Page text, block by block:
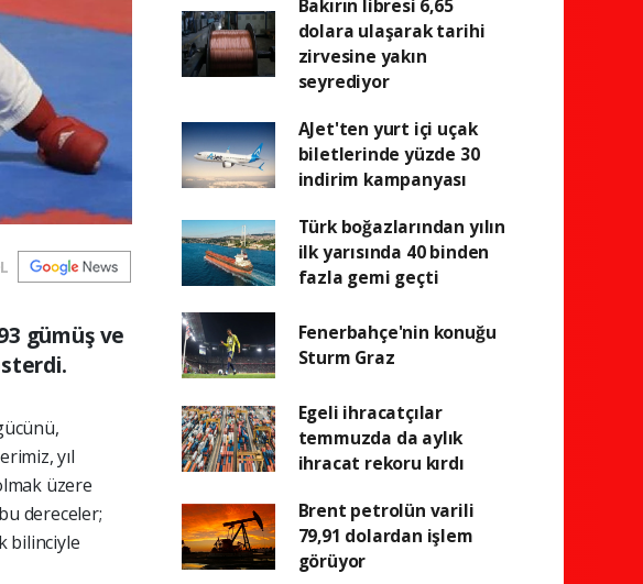
gümüş ve
yıl
üzere
dereceler;
bilinciyle
Bakırın libresi 6,65
dolara ulaşarak tarihi
zirvesine yakın
seyrediyor
AJet'ten yurt içi uçak
biletlerinde yüzde 30
indirim kampanyası
Türk boğazlarından yılın
ilk yarısında 40 binden
fazla gemi geçti
Fenerbahçe'nin konuğu
Sturm Graz
Egeli ihracatçılar
temmuzda da aylık
ihracat rekoru kırdı
Brent petrolün varili
79,91 dolardan işlem
görüyor